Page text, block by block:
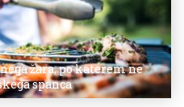
žara, po katerem ne
spanca